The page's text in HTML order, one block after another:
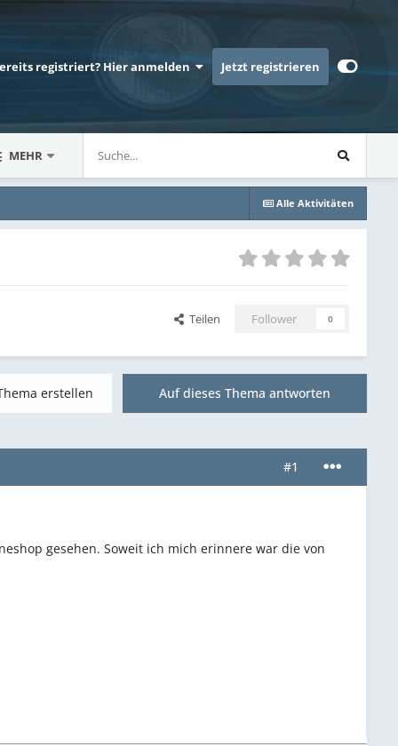
registriert? Hier anmelden Jetzt registrieren
MEHR
Alle Aktivitäten
Teilen Follower 0
Auf dieses Thema antworten
erstellen
#1
gesehen. Soweit ich mich erinnere war die von